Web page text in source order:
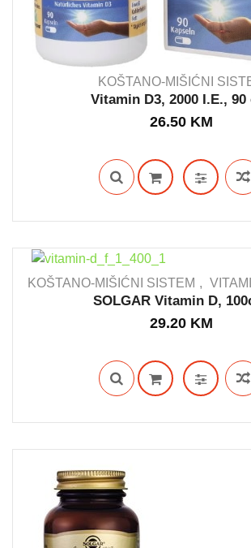
IN STOCK
KOŠTANO-MIŠIĆNI
Vitamin D3, 2000 I.E., 90
26.50 KM
IN STOCK
KOŠTANO-MIŠIĆNI SISTEM
SOLGAR Vitamin D,
29.20 KM